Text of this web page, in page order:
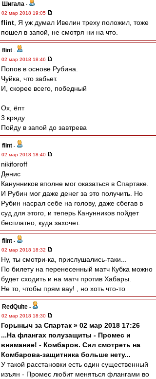
Шигала -
02 мар 2018 19:05
flint , Я уж думал Ивелин треху положил, тоже
пошел в запой, не смотря ни на что.
flint -
02 мар 2018 18:46
Попов в основе Рубина.
Чуйка, что забьет.
И, скорее всего, победный
Ох, ёпт
3 кряду
Пойду в запой до завтрева
flint -
02 мар 2018 18:40
nikifоroff
Денис
Канунников вполне мог оказаться в Спартаке.
И Рубин мог даже денег за это получить. Но
Рубин насрал себе на голову, даже сбегав в
суд для этого, и теперь Канунников пойдет
бесплатно, куда захочет.
flint -
02 мар 2018 18:32
Ну, ты смотри-ка, прислушались-таки...
По билету на перенесенный матч Кубка можно
будет сходить и на матч против Хабары.
Не то, чтобы прям вау! , но хоть что-то
RedQuite -
02 мар 2018 18:30
Горыныч за Спартак » 02 мар 2018 17:26
...На флангах полузащиты - Промес и
внимание! - Комбаров. Сил смотреть на
Комбарова-защитника больше нету...
У такой расстановки есть один существенный
изъян - Промес любит меняться флангами во